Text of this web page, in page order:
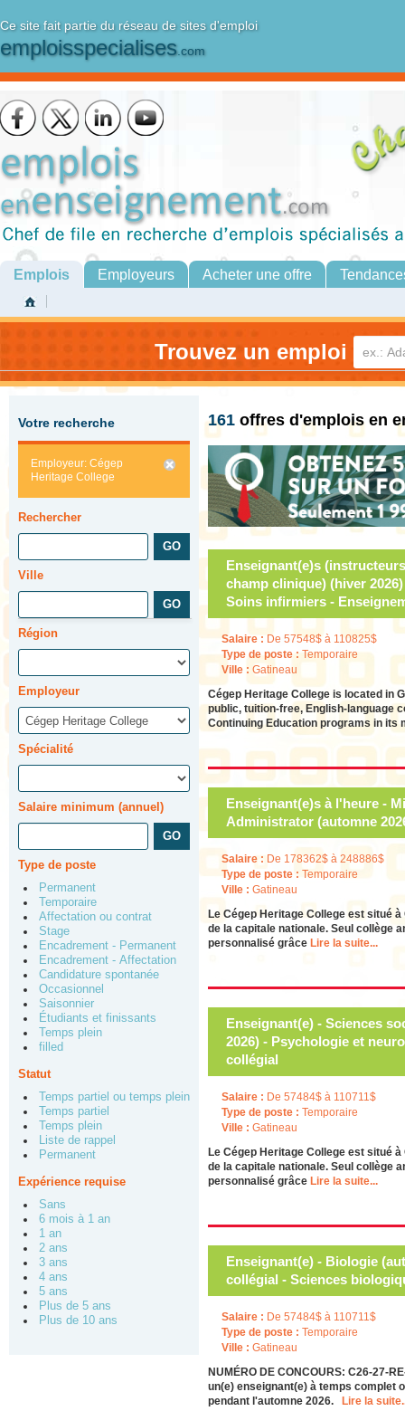
Ce site fait partie du réseau de sites d'emploi
emploisspecialises.com
Emplois Employeurs Acheter une offre
Trouvez un emploi
Votre recherche
Employeur: Cégep
Heritage College
Rechercher
Ville
Région
Employeur
Spécialité
Salaire minimum (annuel)
Type de poste
Permanent
Temporaire
Affectation ou contrat
Stage
Encadrement - Permanent
Encadrement - Affectation
Candidature spontanée
Occasionnel
Saisonnier
Étudiants et finissants
Temps plein
filled
Statut
Temps partiel ou temps plein
Temps partiel
Temps plein
Liste de rappel
Permanent
Expérience requise
Sans
6 mois à 1 an
1 an
2 ans
3 ans
4 ans
5 ans
Plus de 5 ans
Plus de 10 ans
161 offres d'emplois en
Enseignant(e)s
champ clinique) (hiver
Soins infirmiers -
Salaire : De 57548$ à 110825$
Type de poste :Temporaire
Ville : Gatineau
Cégep Heritage College is located in
public, tuition-free, English-language
Continuing Education programs in its
Enseignant(e)s à l'heure -
Administrator (automne
Salaire : De 178362$ à 248886$
Type de poste : Temporaire
Ville : Gatineau
Le Cégep Heritage College est situé
de la capitale nationale. Seul collège
personnalisé grâce Lire la suite...
Enseignant(e) - Sciences
2026) - Psychologie et
collégial
Salaire : De 57484$ à 110711$
Type de poste : Temporaire
Ville : Gatineau
Le Cégep Heritage College est situé
de la capitale nationale. Seul collège
personnalisé grâce Lire la suite...
Enseignant(e) - Biologie
collégial - Sciences
Salaire : De 57484$ à 110711$
Type de poste : Temporaire
Ville : Gatineau
NUMÉRO DE CONCOURS: C26-27-
un(e) enseignant(e) à temps complet
pendant l'automne 2026.
Lire la